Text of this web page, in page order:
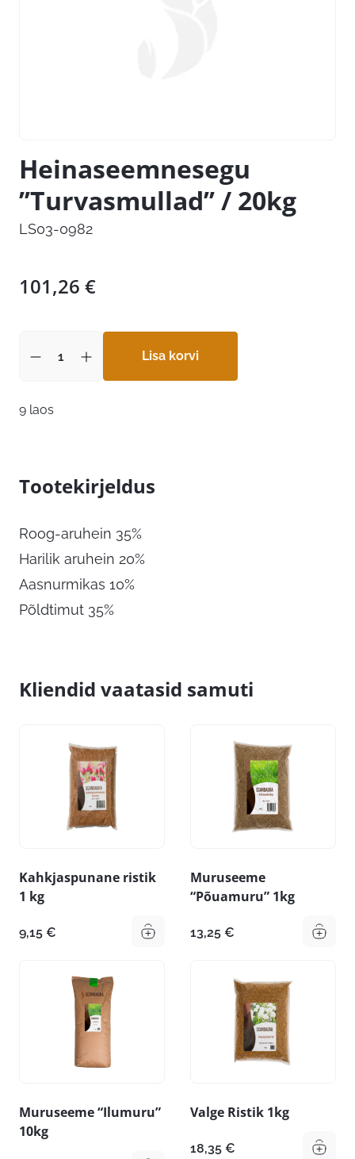
Heinaseemnesegu
’’Turvasmullad’’ / 20kg
LS03-0982
101,26 €
Lisa korvi
9 laos
Tootekirjeldus
Roog-aruhein 35%
Harilik aruhein 20%
Aasnurmikas 10%
Põldtimut 35%
Kliendid vaatasid samuti
Kahkjaspunane ristik
1 kg
9,15 €
Muruseeme
“Põuamuru” 1kg
13,25 €
Muruseeme “Ilumuru”
10kg
Valge Ristik 1kg
18,35 €